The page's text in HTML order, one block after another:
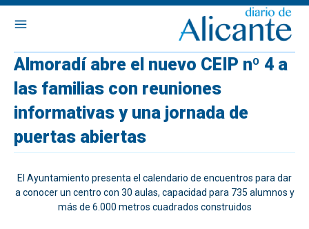
Almoradí abre el nuevo CEIP nº 4 a
las familias con reuniones
informativas y una jornada de
puertas abiertas
El Ayuntamiento presenta el calendario de encuentros para dar
a conocer un centro con 30 aulas, capacidad para 735 alumnos y
más de 6.000 metros cuadrados construidos